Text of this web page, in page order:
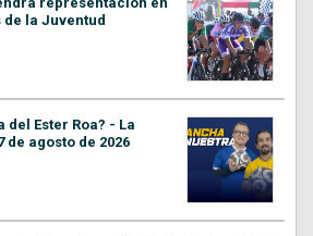
de la Juventud
del Ester Roa? - La
de agosto de 2026